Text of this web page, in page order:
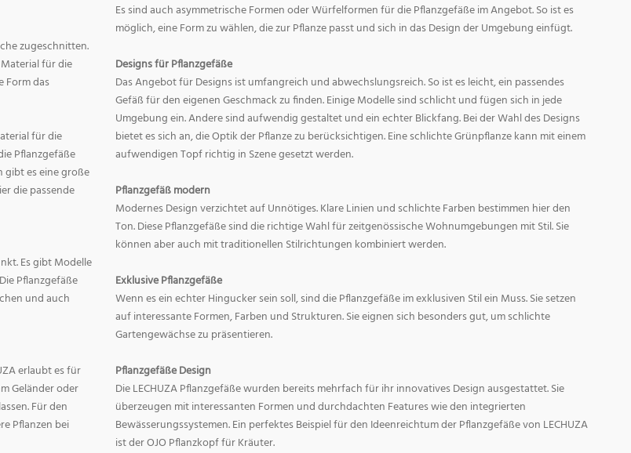
zugeschnitten.
für die
Form das
für die
Pflanzgefäße
gibt es eine große
die passende
Es gibt Modelle
Pflanzgefäße
und auch
erlaubt es für
Geländer oder
Für den
Pflanzen bei
Es sind auch asymmetrische Formen oder Würfelformen für die Pflanzgefäße im Angebot. So ist es
möglich, eine Form zu wählen, die zur Pflanze passt und sich in das Design der Umgebung einfügt.
Designs für Pflanzgefäße
Das Angebot für Designs ist umfangreich und abwechslungsreich. So ist es leicht, ein passendes
Gefäß für den eigenen Geschmack zu finden. Einige Modelle sind schlicht und fügen sich in jede
Umgebung ein. Andere sind aufwendig gestaltet und ein echter Blickfang. Bei der Wahl des Designs
bietet es sich an, die Optik der Pflanze zu berücksichtigen. Eine schlichte Grünpflanze kann mit einem
aufwendigen Topf richtig in Szene gesetzt werden.
Pflanzgefäß modern
Modernes Design verzichtet auf Unnötiges. Klare Linien und schlichte Farben bestimmen hier den
Ton. Diese Pflanzgefäße sind die richtige Wahl für zeitgenössische Wohnumgebungen mit Stil. Sie
können aber auch mit traditionellen Stilrichtungen kombiniert werden.
Exklusive Pflanzgefäße
Wenn es ein echter Hingucker sein soll, sind die Pflanzgefäße im exklusiven Stil ein Muss. Sie setzen
auf interessante Formen, Farben und Strukturen. Sie eignen sich besonders gut, um schlichte
Gartengewächse zu präsentieren.
Pflanzgefäße Design
Die LECHUZA Pflanzgefäße wurden bereits mehrfach für ihr innovatives Design ausgestattet. Sie
überzeugen mit interessanten Formen und durchdachten Features wie den integrierten
Bewässerungssystemen. Ein perfektes Beispiel für den Ideenreichtum der Pflanzgefäße von LECHUZA
ist der OJO Pflanzkopf für Kräuter.